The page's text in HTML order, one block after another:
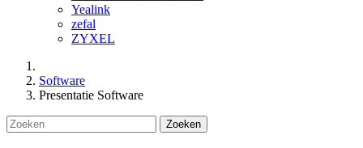
Yealink
zefal
ZYXEL
Software
Presentatie Software
Zoeken